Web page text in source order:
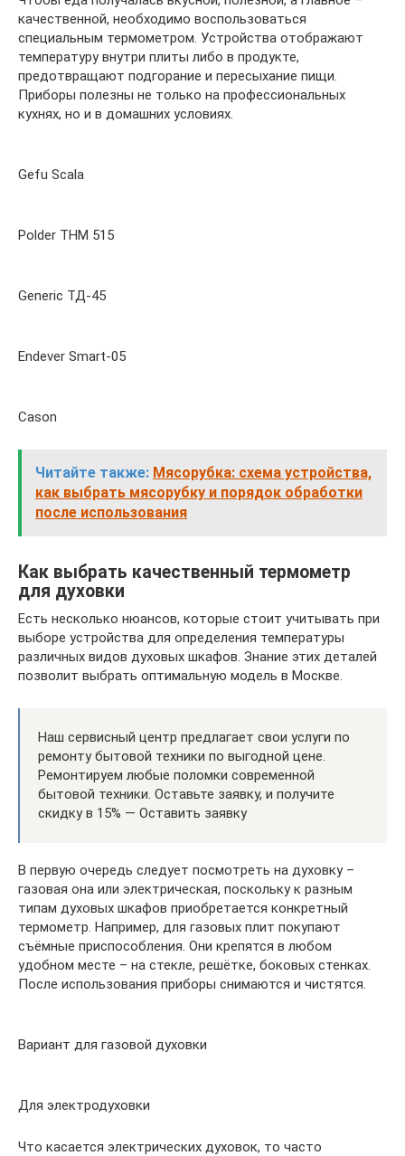
качественной, необходимо воспользоваться
специальным термометром. Устройства отображают
температуру внутри плиты либо в продукте,
предотвращают подгорание и пересыхание пищи.
Приборы полезны не только на профессиональных
кухнях, но и в домашних условиях.
Gefu Scala
Polder ТНМ 515
Generic ТД-45
Endever Smart-05
Cason
Читайте также: Мясорубка: схема устройства,
как выбрать мясорубку и порядок обработки
после использования
Как выбрать качественный термометр
для духовки
Есть несколько нюансов, которые стоит учитывать при
выборе устройства для определения температуры
различных видов духовых шкафов. Знание этих деталей
позволит выбрать оптимальную модель в Москве.
Наш сервисный центр предлагает свои услуги по
ремонту бытовой техники по выгодной цене.
Ремонтируем любые поломки современной
бытовой техники. Оставьте заявку, и получите
скидку в 15% — Оставить заявку
В первую очередь следует посмотреть на духовку –
газовая она или электрическая, поскольку к разным
типам духовых шкафов приобретается конкретный
термометр. Например, для газовых плит покупают
съёмные приспособления. Они крепятся в любом
удобном месте – на стекле, решётке, боковых стенках.
После использования приборы снимаются и чистятся.
Вариант для газовой духовки
Для электродуховки
Что касается электрических духовок, то часто